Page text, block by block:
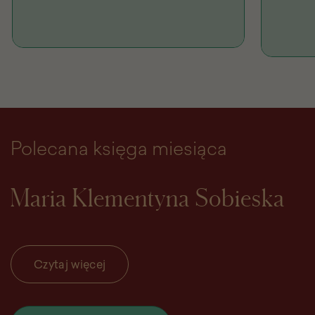
Polecana księga miesiąca
Maria Klementyna Sobieska
Czytaj więcej